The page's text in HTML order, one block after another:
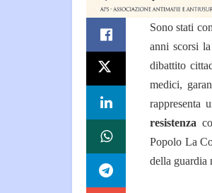
Sono stati
anni scorsi
dibattito
medici,
rappresenta
resistenza
Popolo La
della guardia